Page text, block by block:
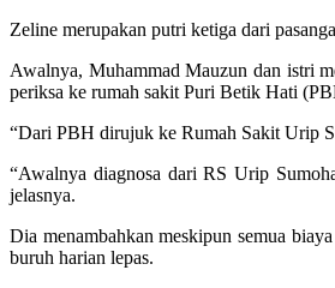
Zeline merupakan putri ketiga dari
Awalnya, Muhammad Mauzun dan istri
periksa ke rumah sakit Puri Betik Hati
“Dari PBH dirujuk ke Rumah Sakit Urip
“Awalnya diagnosa dari RS Urip
jelasnya.
Dia menambahkan meskipun semua
buruh harian lepas.